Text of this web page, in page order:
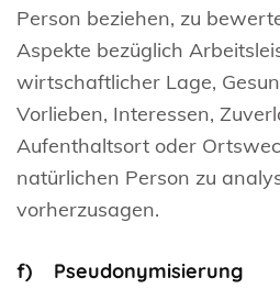
Person beziehen, zu
Aspekte bezüglich
wirtschaftlicher Lage,
Vorlieben, Interessen,
Aufenthaltsort oder
natürlichen Person zu
vorherzusagen.
f) Pseudonymisierung